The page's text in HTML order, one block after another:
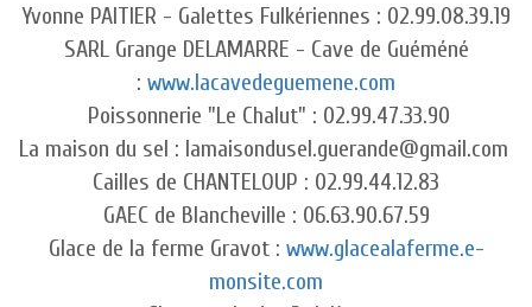
Yvonne PAITIER - Galettes Fulkériennes : 02.99.08.39.19
SARL Grange DELAMARRE - Cave de Guéméné
: www.lacavedeguemene.com
Poissonnerie "Le Chalut" : 02.99.47.33.90
La maison du sel : lamaisondusel.guerande@gmail.com
Cailles de CHANTELOUP : 02.99.44.12.83
GAEC de Blancheville : 06.63.90.67.59
Glace de la ferme Gravot : www.glacealaferme.e-
monsite.com